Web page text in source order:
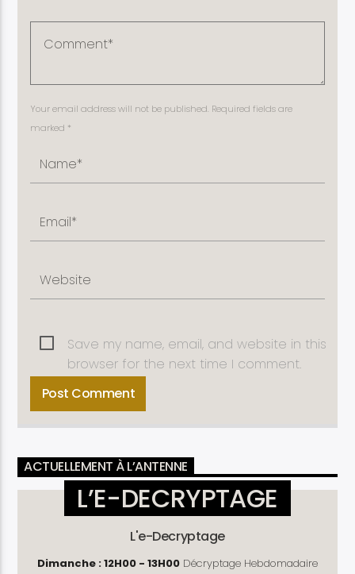
Your email address will not be published. Required fields are
marked *
Save my name, email, and website in this
browser for the next time I comment.
ACTUELLEMENT À L’ANTENNE
L’E-DECRYPTAGE
L'e-Decryptage
Dimanche : 12H00 - 13H00